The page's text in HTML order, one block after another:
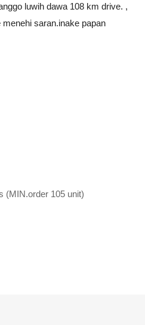
luwih dawa 108 km drive. ,
saran.inake papan
(MIN.order 105 unit)